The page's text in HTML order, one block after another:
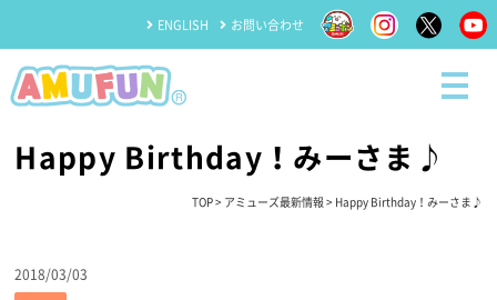
ENGLISH お問い合わせ
Happy Birthday！みーさま♪
TOP> アミューズ最新情報> Happy Birthday！みーさま♪
2018/03/03